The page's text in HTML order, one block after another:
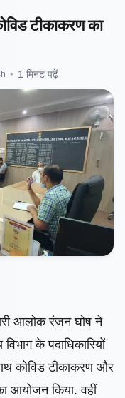
टीकाकरण का
• 1 मिनट पढ़ें
आलोक रंजन घोष ने
के पदाधिकारियों
कोविड टीकाकरण और
आयोजन किया. वहीं